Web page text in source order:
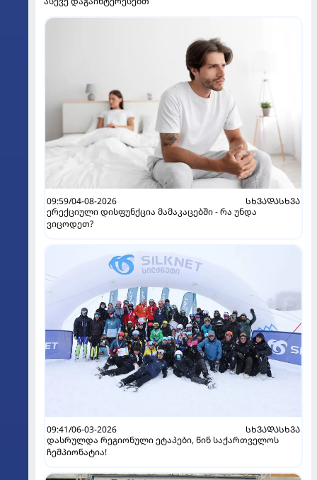
09:59/04-08-2026
ᲡᲮᲕᲐᲓᲐᲡᲮᲕᲐ
ერექციული დისფუნქცია მამაკაცებში - რა უნდა
ვიცოდეთ?
09:41/06-03-2026
ᲡᲮᲕᲐᲓᲐᲡᲮᲕᲐ
დასრულდა რეგიონული ეტაპები, წინ საქართველოს
ჩემპიონატია!